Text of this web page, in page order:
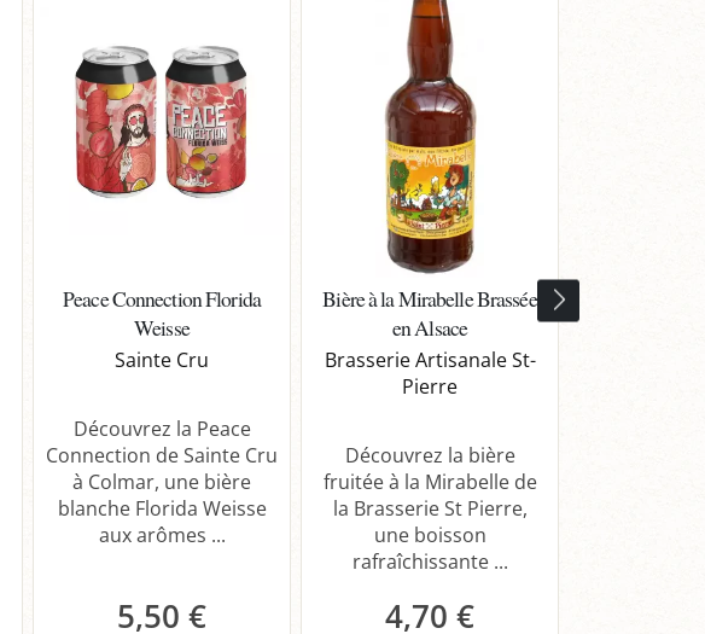
Peace Connection Florida
Weisse
Sainte Cru
Découvrez la Peace
Connection de Sainte Cru
à Colmar, une bière
blanche Florida Weisse
aux arômes ...
5,50 €
Bière à la Mirabelle Brassée
en Alsace
Brasserie Artisanale St-
Pierre
Découvrez la bière
fruitée à la Mirabelle de
la Brasserie St Pierre,
une boisson
rafraîchissante ...
4,70 €